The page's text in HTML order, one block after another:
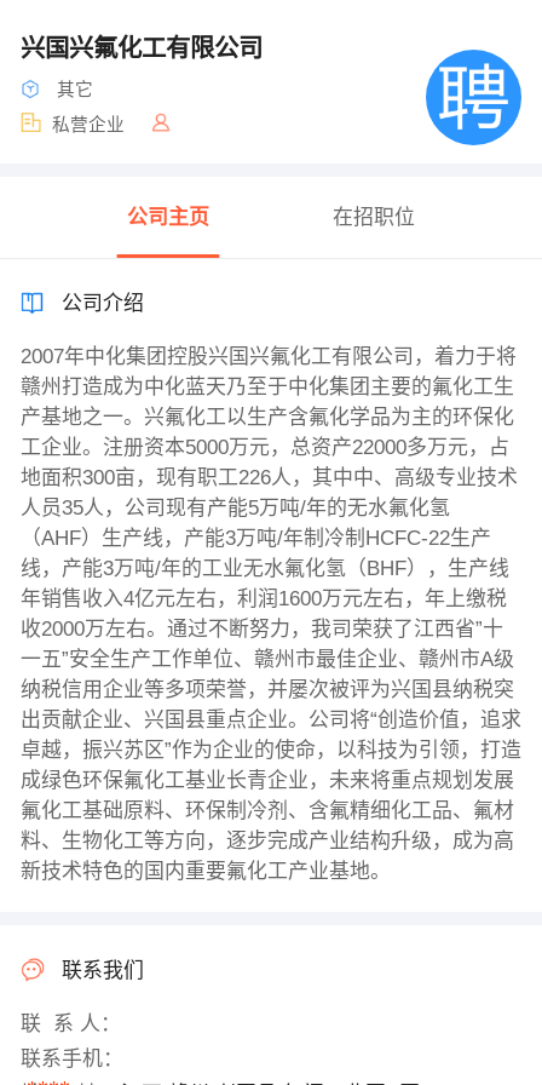
兴国兴氟化工有限公司
其它
私营企业
公司主页 在招职位
公司介绍
2007年中化集团控股兴国兴氟化工有限公司，着力于将
赣州打造成为中化蓝天乃至于中化集团主要的氟化工生
产基地之一。兴氟化工以生产含氟化学品为主的环保化
工企业。注册资本5000万元，总资产22000多万元，占
地面积300亩，现有职工226人，其中中、高级专业技术
人员35人，公司现有产能5万吨/年的无水氟化氢
（AHF）生产线，产能3万吨/年制冷制HCFC-22生产
线，产能3万吨/年的工业无水氟化氢（BHF），生产线
年销售收入4亿元左右，利润1600万元左右，年上缴税
收2000万左右。通过不断努力，我司荣获了江西省”十
一五”安全生产工作单位、赣州市最佳企业、赣州市A级
纳税信用企业等多项荣誉，并屡次被评为兴国县纳税突
出贡献企业、兴国县重点企业。公司将“创造价值，追求
卓越，振兴苏区”作为企业的使命，以科技为引领，打造
成绿色环保氟化工基业长青企业，未来将重点规划发展
氟化工基础原料、环保制冷剂、含氟精细化工品、氟材
料、生物化工等方向，逐步完成产业结构升级，成为高
新技术特色的国内重要氟化工产业基地。
联系我们
联 系 人：
联系手机：